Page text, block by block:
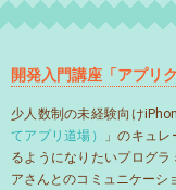
開発入門講座「アプリ
少人数制の未経験向け
てアプリ道場）
」のキュ
るようになりたいプログ
アさんとのコミュニケーシ